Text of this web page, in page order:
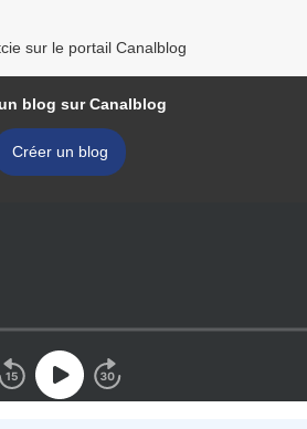
sur le portail Canalblog
blog sur Canalblog
Créer un blog